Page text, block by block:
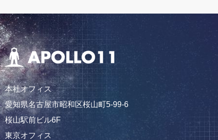
本社オフィス
愛知県名古屋市昭和区桜山町5-99-6
桜山駅前ビル6F
東京オフィス